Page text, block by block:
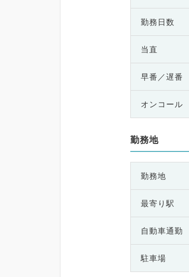
勤務日数
当直
早番／遅番
オンコール
勤務地
勤務地
最寄り駅
自動車通勤
駐車場